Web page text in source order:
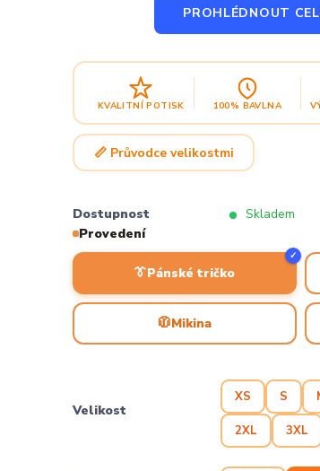
PROHLÉDNOUT
KVALITNÍ POTISK 100% BAVLNA
📏 Průvodce velikostmi
Dostupnost
Skladem
Provedení
👔Pánské tričko
✓
🧥Mikina
Velikost
XS S
2XL 3XL